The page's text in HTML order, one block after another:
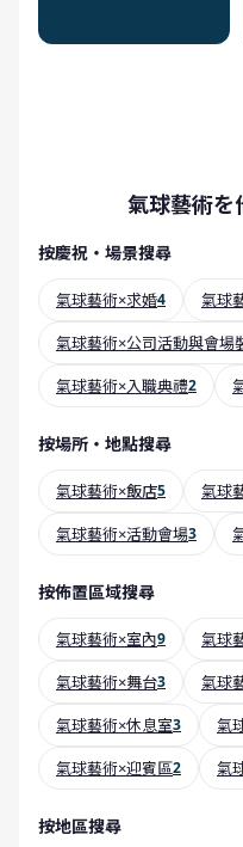
氣球藝術を
按慶祝・場景搜尋
氣球藝術×求婚4 氣球
氣球藝術×公司活動與會場
氣球藝術×入職典禮2
按場所・地點搜尋
氣球藝術×飯店5 氣球
氣球藝術×活動會場3
按佈置區域搜尋
氣球藝術×室內9 氣球
氣球藝術×舞台3 氣球
氣球藝術×休息室3 氣
氣球藝術×迎賓區2 氣
按地區搜尋